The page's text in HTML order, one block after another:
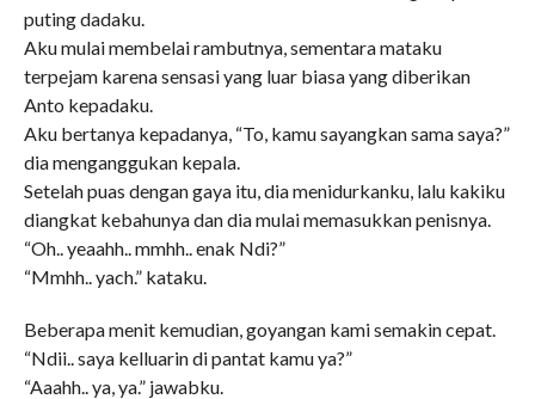
puting dadaku.
Aku mulai membelai rambutnya, sementara mataku
terpejam karena sensasi yang luar biasa yang diberikan
Anto kepadaku.
Aku bertanya kepadanya, “To, kamu sayangkan sama saya?”
dia menganggukan kepala.
Setelah puas dengan gaya itu, dia menidurkanku, lalu kakiku
diangkat kebahunya dan dia mulai memasukkan penisnya.
“Oh.. yeaahh.. mmhh.. enak Ndi?”
“Mmhh.. yach.” kataku.
Beberapa menit kemudian, goyangan kami semakin cepat.
“Ndii.. saya kelluarin di pantat kamu ya?”
“Aaahh.. ya, ya.” jawabku.